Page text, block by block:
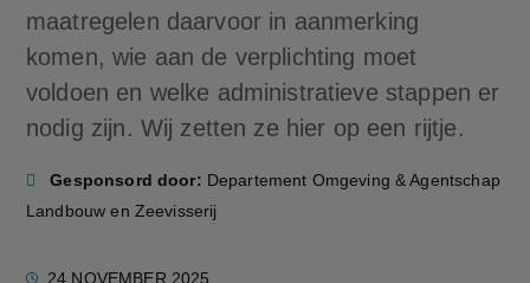
maatregelen daarvoor in aanmerking
komen, wie aan de verplichting moet
voldoen en welke administratieve stappen er
nodig zijn. Wij zetten ze hier op een rijtje.
Gesponsord door: Departement Omgeving & Agentschap
Landbouw en Zeevisserij
24 NOVEMBER 2025